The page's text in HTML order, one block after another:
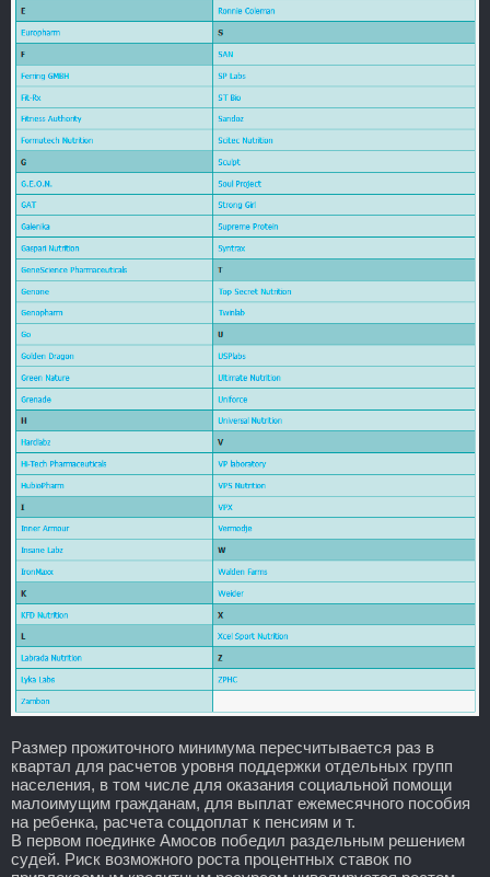
Размер прожиточного минимума пересчитывается раз в
квартал для расчетов уровня поддержки отдельных групп
населения, в том числе для оказания социальной помощи
малоимущим гражданам, для выплат ежемесячного пособия
на ребенка, расчета соцдоплат к пенсиям и т.
В первом поединке Амосов победил раздельным решением
судей. Риск возможного роста процентных ставок по